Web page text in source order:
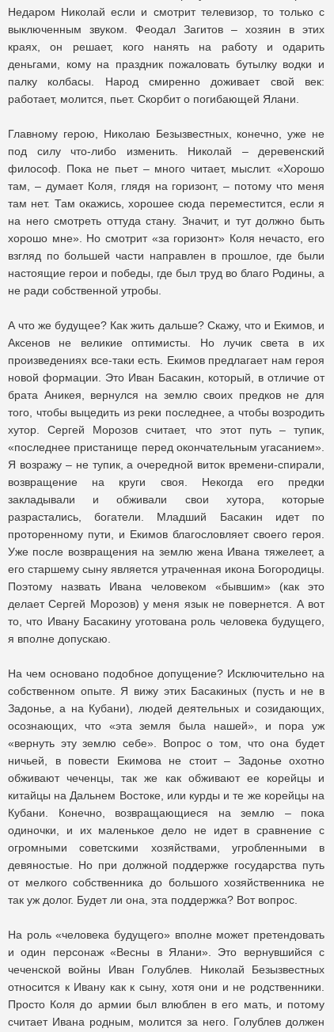
Недаром Николай если и смотрит телевизор, то только с
выключенным звуком. Феодал Загитов – хозяин в этих
краях, он решает, кого нанять на работу и одарить
деньгами, кому на праздник пожаловать бутылку водки и
палку колбасы. Народ смиренно доживает свой век:
работает, молится, пьет. Скорбит о погибающей Ялани.
Главному герою, Николаю Безызвестных, конечно, уже не
под силу что-либо изменить. Николай – деревенский
философ. Пока не пьет – много читает, мыслит. «Хорошо
там, – думает Коля, глядя на горизонт, – потому что меня
там нет. Там окажись, хорошее сюда переместится, если я
на него смотреть оттуда стану. Значит, и тут должно быть
хорошо мне». Но смотрит «за горизонт» Коля нечасто, его
взгляд по большей части направлен в прошлое, где были
настоящие герои и победы, где был труд во благо Родины, а
не ради собственной утробы.
А что же будущее? Как жить дальше? Скажу, что и Екимов, и
Аксенов не великие оптимисты. Но лучик света в их
произведениях все-таки есть. Екимов предлагает нам героя
новой формации. Это Иван Басакин, который, в отличие от
брата Аникея, вернулся на землю своих предков не для
того, чтобы выцедить из реки последнее, а чтобы возродить
хутор. Сергей Морозов считает, что этот путь – тупик,
«последнее пристанище перед окончательным угасанием».
Я возражу – не тупик, а очередной виток времени-спирали,
возвращение на круги своя. Некогда его предки
закладывали и обживали свои хутора, которые
разрастались, богатели. Младший Басакин идет по
проторенному пути, и Екимов благословляет своего героя.
Уже после возвращения на землю жена Ивана тяжелеет, а
его старшему сыну является утраченная икона Богородицы.
Поэтому назвать Ивана человеком «бывшим» (как это
делает Сергей Морозов) у меня язык не повернется. А вот
то, что Ивану Басакину уготована роль человека будущего,
я вполне допускаю.
На чем основано подобное допущение? Исключительно на
собственном опыте. Я вижу этих Басакиных (пусть и не в
Задонье, а на Кубани), людей деятельных и созидающих,
осознающих, что «эта земля была нашей», и пора уж
«вернуть эту землю себе». Вопрос о том, что она будет
ничьей, в повести Екимова не стоит – Задонье охотно
обживают чеченцы, так же как обживают ее корейцы и
китайцы на Дальнем Востоке, или курды и те же корейцы на
Кубани. Конечно, возвращающиеся на землю – пока
одиночки, и их маленькое дело не идет в сравнение с
огромными советскими хозяйствами, угробленными в
девяностые. Но при должной поддержке государства путь
от мелкого собственника до большого хозяйственника не
так уж долог. Будет ли она, эта поддержка? Вот вопрос.
На роль «человека будущего» вполне может претендовать
и один персонаж «Весны в Ялани». Это вернувшийся с
чеченской войны Иван Голублев. Николай Безызвестных
относится к Ивану как к сыну, хотя они и не родственники.
Просто Коля до армии был влюблен в его мать, и потому
считает Ивана родным, молится за него. Голублев должен